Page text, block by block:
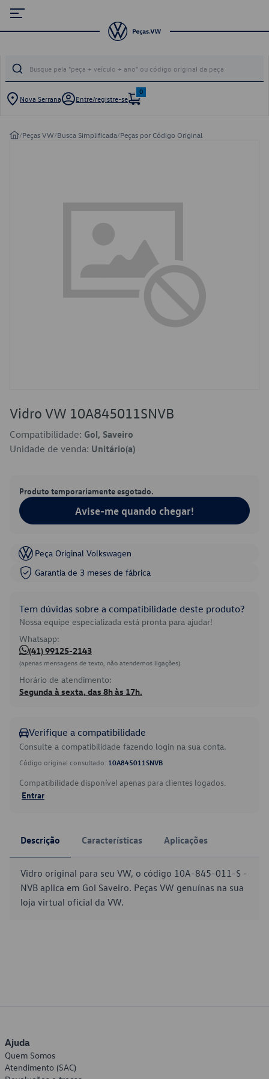
Nova Serrana Entre/registre-se
0
/Peças VW/Busca Simplificada/Peças por Código Original
Vidro VW 10A845011SNVB
Compatibilidade: Gol, Saveiro
Unidade de venda: Unitário(a)
Produto temporariamente esgotado.
Avise-me quando chegar!
Peça Original Volkswagen
Garantia de 3 meses de fábrica
Tem dúvidas sobre a compatibilidade deste produto?
Nossa equipe especializada está pronta para ajudar!
Whatsapp:
(41) 99125-2143
(apenas mensagens de texto, não atendemos ligações)
Horário de atendimento:
Segunda à sexta, das 8h às 17h.
Verifique a compatibilidade
Consulte a compatibilidade fazendo login na sua conta.
Código original consultado: 10A845011SNVB
Compatibilidade disponível apenas para clientes logados.
Entrar
Descrição Características Aplicações
Vidro original para seu VW, o código 10A-845-011-S -
NVB aplica em Gol Saveiro. Peças VW genuínas na sua
loja virtual oficial da VW.
Ajuda
Quem Somos
Atendimento (SAC)